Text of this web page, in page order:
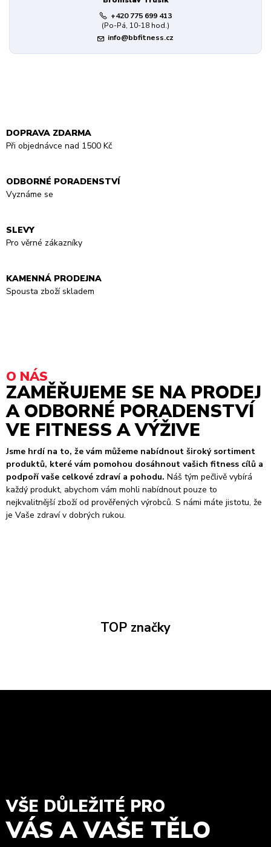
+420 775 699 413
(Po-Pá, 10-18 hod.)
info@bbfitness.cz
DOPRAVA ZDARMA
Při objednávce nad 1500 Kč
ODBORNÉ PORADENSTVÍ
Vyznáme se
SLEVY
Pro věrné zákazníky
KAMENNÁ PRODEJNA
Spousta zboží skladem
O NÁS
ZAMĚŘUJEME SE NA PRODEJ
A ODBORNÉ PORADENSTVÍ
VE FITNESS A VÝŽIVE
Jsme hrdí na to, že vám můžeme nabídnout široký sortiment
produktů, které vám pomohou dosáhnout vašich fitness cílů a
podpoří vaše celkové zdraví a pohodu. Náš tým pečlivě vybírá
každý produkt, abychom vám mohli nabídnout pouze to
nejkvalitnější zboží od prověřených výrobců. S námi máte jistotu, že
je Vaše zdraví v dobrých rukou.
TOP značky
VŠE DŮLEŽITÉ PRO
VÁS A VAŠE TĚLO